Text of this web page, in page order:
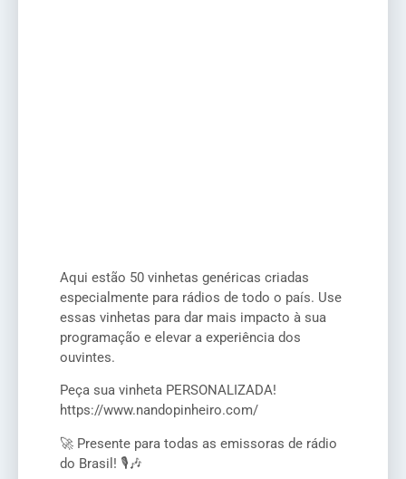
Aqui estão 50 vinhetas genéricas criadas
especialmente para rádios de todo o país. Use
essas vinhetas para dar mais impacto à sua
programação e elevar a experiência dos
ouvintes.
Peça sua vinheta PERSONALIZADA!
https://www.nandopinheiro.com/
🚀 Presente para todas as emissoras de rádio
do Brasil! 🎙️🎶